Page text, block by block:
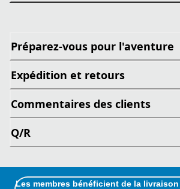
Préparez-vous pour l'aventure
Expédition et retours
Commentaires des clients
Q/R
Les membres bénéficient de la